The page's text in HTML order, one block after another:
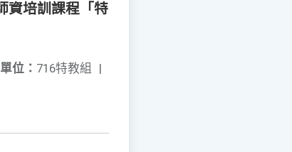
資培訓課程「特
位： 716特教組 |